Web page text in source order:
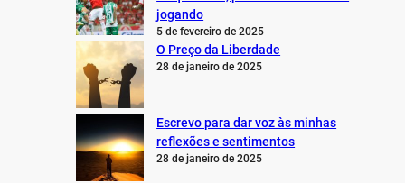
jogando
5 de fevereiro de 2025
O Preço da Liberdade
28 de janeiro de 2025
Escrevo para dar voz às minhas
reflexões e sentimentos
28 de janeiro de 2025